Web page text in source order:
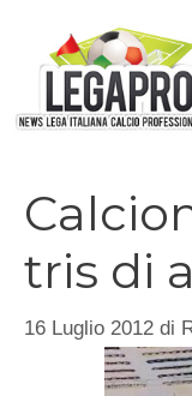
contenuto
tris di
16 Luglio 2012 di